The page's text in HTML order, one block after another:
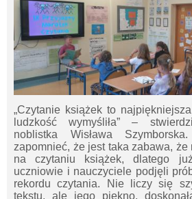
„Czytanie książek to
ludzkość wymyśliła” –
noblistka Wisława
zapomnieć, że jest taka zabawa,
na czytaniu książek, dlatego
uczniowie i nauczyciele podjęli
rekordu czytania. Nie liczy się
tekstu, ale jego piękno,